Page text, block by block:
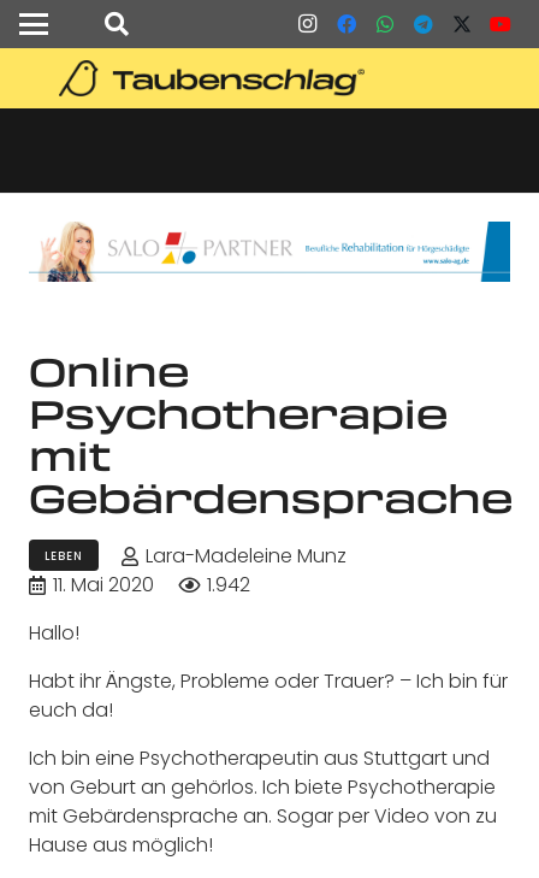
Online
Psychotherapie
mit
Gebärdensprache
LEBEN
Lara-Madeleine Munz
11. Mai 2020
1.942
Hallo!
Habt ihr Ängste, Probleme oder Trauer? – Ich bin für
euch da!
Ich bin eine Psychotherapeutin aus Stuttgart und
von Geburt an gehörlos. Ich biete Psychotherapie
mit Gebärdensprache an. Sogar per Video von zu
Hause aus möglich!